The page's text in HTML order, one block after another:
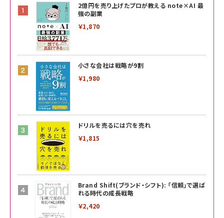
2億円を売り上げたプロが教える note×AI 最
強の副業
￥1,870
小さな会社は戦略が9割
￥1,980
ドリルを売るには穴を売れ
￥1,815
Brand Shift(ブランド・シフト): 「信頼」で選ば
れる時代の成長戦略
￥2,420